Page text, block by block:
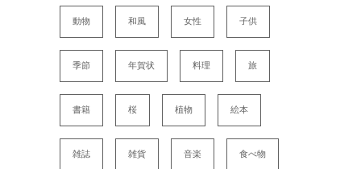
動物 和風 女性 子供
季節 年賀状 料理 旅
書籍 桜 植物 絵本
雑誌 雑貨 音楽 食べ物